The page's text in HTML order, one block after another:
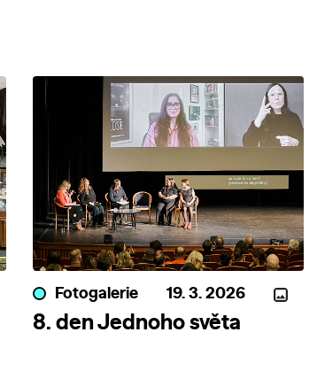
Fotogalerie 19. 3. 2026
8. den Jednoho světa